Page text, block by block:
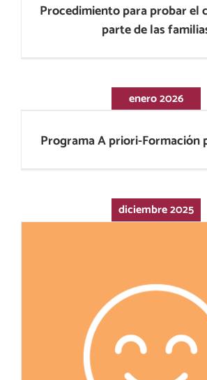
Procedimiento para probar el
parte de las
enero 2026
Programa A priori-Formación
Programa A priori-Formación
diciembre 2025
10 de diciembre-Taller
memorización.